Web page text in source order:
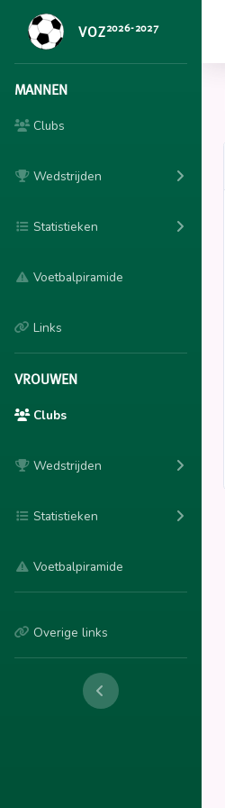
VOZ2026-2027
MANNEN
Clubs
Wedstrijden
Statistieken
Voetbalpiramide
Links
VROUWEN
Clubs
Wedstrijden
Statistieken
Voetbalpiramide
Overige links